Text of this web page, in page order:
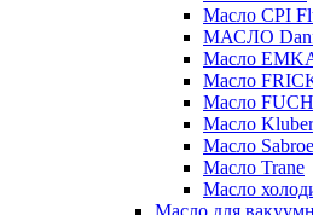
Масло CPI
МАСЛО
Масло
Масло
Масло
Масло
Масло Sabroe
Масло Trane
Масло
Масло для